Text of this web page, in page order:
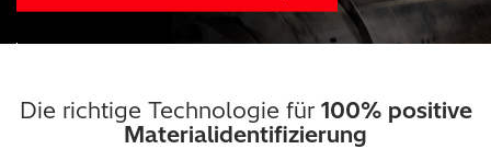
Die richtige Technologie für 100% positive
Materialidentifizierung